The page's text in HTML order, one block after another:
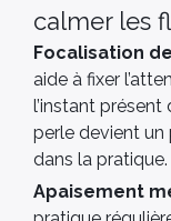
calmer les
Focalisation
aide à fixer
l’instant présent
perle devient un
dans la pratique.
Apaisement